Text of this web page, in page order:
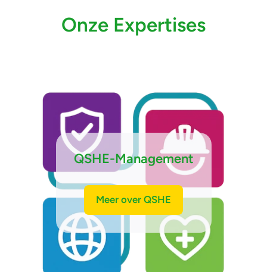
Onze Expertises
QSHE-Management
Meer over QSHE